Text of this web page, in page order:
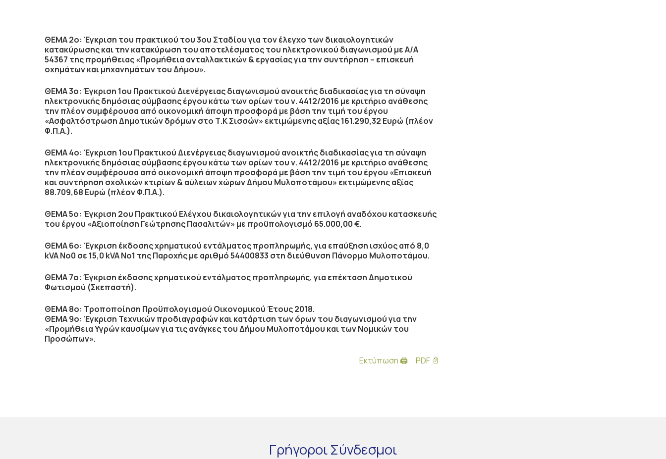
ΘΕΜΑ 2ο: Έγκριση του πρακτικού του 3ου Σταδίου για τον έλεγχο των δικαιολογητικών
κατακύρωσης και την κατακύρωση του αποτελέσματος του ηλεκτρονικού διαγωνισμού με Α/Α
54367 της προμήθειας «Προμήθεια ανταλλακτικών & εργασίας για την συντήρηση – επισκευή
οχημάτων και μηχανημάτων του Δήμου».
ΘΕΜΑ 3ο: Έγκριση 1ου Πρακτικού Διενέργειας διαγωνισμού ανοικτής διαδικασίας για τη σύναψη
ηλεκτρονικής δημόσιας σύμβασης έργου κάτω των ορίων του ν. 4412/2016 με κριτήριο ανάθεσης
την πλέον συμφέρουσα από οικονομική άποψη προσφορά με βάση την τιμή του έργου
«Ασφαλτόστρωση Δημοτικών δρόμων στο Τ.Κ Σισσών» εκτιμώμενης αξίας 161.290,32 Ευρώ (πλέον
Φ.Π.Α.).
ΘΕΜΑ 4ο: Έγκριση 1ου Πρακτικού Διενέργειας διαγωνισμού ανοικτής διαδικασίας για τη σύναψη
ηλεκτρονικής δημόσιας σύμβασης έργου κάτω των ορίων του ν. 4412/2016 με κριτήριο ανάθεσης
την πλέον συμφέρουσα από οικονομική άποψη προσφορά με βάση την τιμή του έργου «Επισκευή
και συντήρηση σχολικών κτιρίων & αύλειων χώρων Δήμου Μυλοποτάμου» εκτιμώμενης αξίας
88.709,68 Ευρώ (πλέον Φ.Π.Α.).
ΘΕΜΑ 5ο: Έγκριση 2ου Πρακτικού Ελέγχου δικαιολογητικών για την επιλογή αναδόχου κατασκευής
του έργου «Αξιοποίηση Γεώτρησης Πασαλιτών» με προϋπολογισμό 65.000,00 €.
ΘΕΜΑ 6ο: Έγκριση έκδοσης χρηματικού εντάλματος προπληρωμής, για επαύξηση ισχύος από 8,0
kVA Νο0 σε 15,0 kVA Νο1 της Παροχής με αριθμό 54400833 στη διεύθυνση Πάνορμο Μυλοποτάμου.
ΘΕΜΑ 7ο: Έγκριση έκδοσης χρηματικού εντάλματος προπληρωμής, για επέκταση Δημοτικού
Φωτισμού (Σκεπαστή).
ΘΕΜΑ 8ο: Τροποποίηση Προϋπολογισμού Οικονομικού Έτους 2018.
ΘΕΜΑ 9ο: Έγκριση Τεχνικών προδιαγραφών και κατάρτιση των όρων του διαγωνισμού για την
«Προμήθεια Υγρών καυσίμων για τις ανάγκες του Δήμου Μυλοποτάμου και των Νομικών του
Προσώπων».
Εκτύπωση 🖨
PDF 📄
ΓρήγοροιΣύνδεσμοι